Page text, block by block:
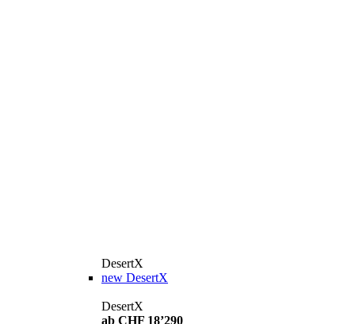
DesertX
new DesertX
DesertX
ab CHF 18’290